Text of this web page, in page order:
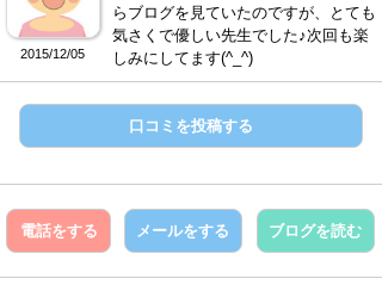
2015/12/05
らブログを見ていたのですが、とても
気さくで優しい先生でした♪次回も楽
しみにしてます(^_^)
口コミを投稿する
電話をする メールをする ブログを読む